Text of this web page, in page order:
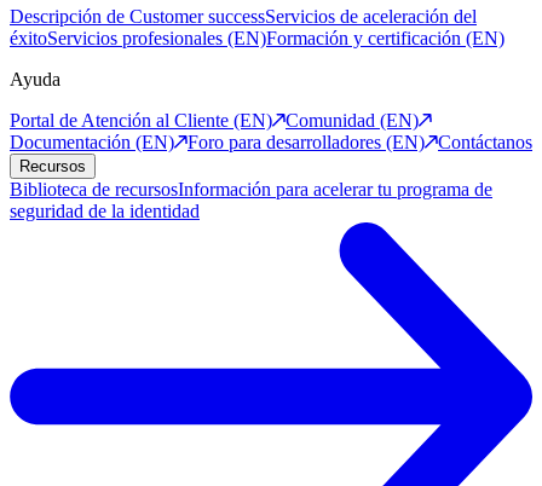
Descripción de Customer successServicios de aceleración del
éxitoServicios profesionales (EN)Formación y certificación (EN)
Ayuda
Portal de Atención al Cliente (EN)
Comunidad (EN)
Documentación (EN)
Foro para desarrolladores (EN) Contáctanos
Recursos
Biblioteca de recursosInformación para acelerar tu programa de
seguridad de la identidad